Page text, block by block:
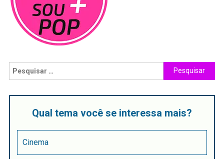
Qual tema você se interessa mais?
Cinema